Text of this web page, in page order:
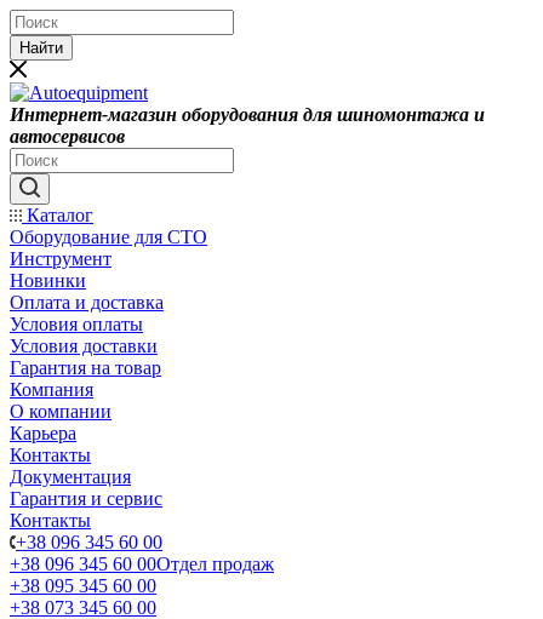
Найти
Интернет-магазин оборудования для шиномонтажа и
автосервисов
Каталог
Оборудование для СТО
Инструмент
Новинки
Оплата и доставка
Условия оплаты
Условия доставки
Гарантия на товар
Компания
О компании
Карьера
Контакты
Документация
Гарантия и сервис
Контакты
+38 096 345 60 00
+38 096 345 60 00Отдел продаж
+38 095 345 60 00
+38 073 345 60 00